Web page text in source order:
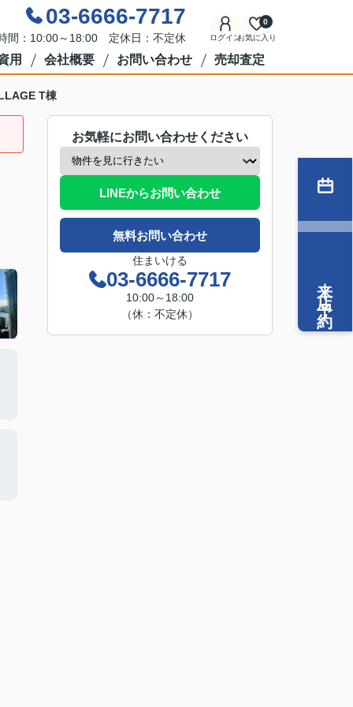
03-6666-7717
間：10:00～18:00 定休日：不定休 ログインお気に入り
0
用 会社概要 お問い合わせ 売却査定
T棟
お気軽にお問い合わせください
LINEからお問い合わせ
無料お問い合わせ
住まいける
03-6666-7717
10:00～18:00
（休：不定休）
来店予約